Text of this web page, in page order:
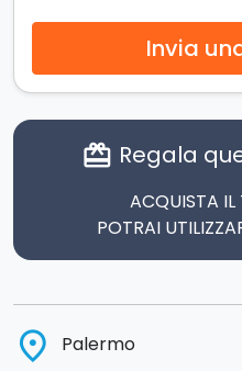
Invia
card_giftcard Regala
ACQUISTA
POTRAI
place Palermo